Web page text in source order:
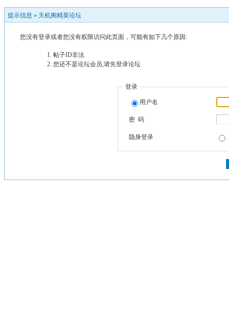
提示信息 » 天机阁精英论坛
您没有登录或者您没有权限访问此页面，可能有如下几个原因:
帖子ID非法
您还不是论坛会员,请先登录论坛
登录
用户名
密 码
隐身登录